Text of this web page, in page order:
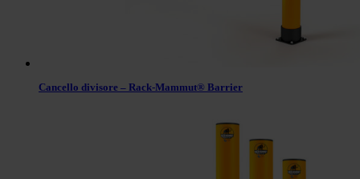
Cancello divisore – Rack-Mammut® Barrier